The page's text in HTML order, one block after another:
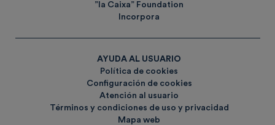
”la Caixa” Foundation
Incorpora
AYUDA AL USUARIO
Política de cookies
Configuración de cookies
Atención al usuario
Términos y condiciones de uso y privacidad
Mapa web